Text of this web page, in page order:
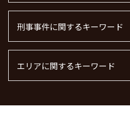
顧問弁護士 契約
顧問弁護士 メリット
m&a 弁護士
債権回収 弁護士 費用
債権回収 時効
債権回収 弁護士
賃貸 苦情 どこに
管理会社 トラブル 相談
不動産賃貸 弁護士
離婚 慰謝料請求
離婚 慰謝料なし
離婚 慰謝料払わない
離婚調停 流れ
離婚 慰謝料 財産分与
労働問題 最近
労働問題 解決策
労働問題 弁護士
労働問題に強い弁護士
労働問題 相談
刑事事件に関するキーワード
詐欺罪 種類
暴行罪 慰謝料
脅迫罪 構成要件
エリアに関するキーワード
離婚 栃木県 弁護士